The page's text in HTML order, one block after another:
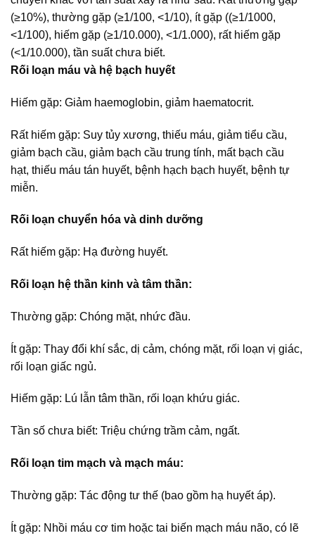
(≥10%), thường gặp (≥1/100, <1/10), ít gặp ((≥1/1000,
<1/100), hiếm gặp (≥1/10.000), <1/1.000), rất hiếm gặp
(<1/10.000), tần suất chưa biết.
Rối loạn máu và hệ bạch huyết
Hiếm gặp: Giảm haemoglobin, giảm haematocrit.
Rất hiếm gặp: Suy tủy xương, thiếu máu, giảm tiểu cầu,
giảm bạch cầu, giảm bạch cầu trung tính, mất bạch cầu
hạt, thiếu máu tán huyết, bệnh hạch bạch huyết, bệnh tự
miễn.
Rối loạn chuyển hóa và dinh dưỡng
Rất hiếm gặp: Hạ đường huyết.
Rối loạn hệ thần kinh và tâm thần:
Thường gặp: Chóng mặt, nhức đầu.
Ít gặp: Thay đổi khí sắc, dị cảm, chóng mặt, rối loạn vị giác,
rối loạn giấc ngủ.
Hiếm gặp: Lú lẫn tâm thần, rối loạn khứu giác.
Tần số chưa biết: Triệu chứng trầm cảm, ngất.
Rối loạn tim mạch và mạch máu:
Thường gặp: Tác động tư thế (bao gồm hạ huyết áp).
Ít gặp: Nhồi máu cơ tim hoặc tai biến mạch máu não, có lẽ